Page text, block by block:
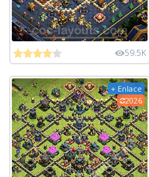
59.5K
+ Enlace
2026